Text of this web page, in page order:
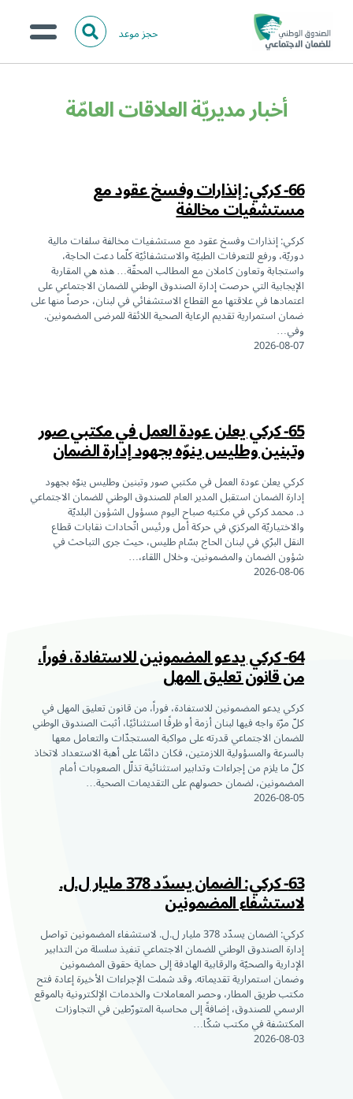
حجز موعد ا
ل
ث
الخدمات الالكترونية
تواصل معنا
البحث
أخبار مديريّة العلاقات العامّة
66- كركي: إنذارات وفسخ عقود مع
مستشفيات مخالفة
كركي: إنذارات وفسخ عقود مع مستشفيات مخالفة سلفات مالية
دوريّة، ورفع للتعرفات الطبيّة والاستشفائيّة كلّما دعت الحاجة،
واستجابة وتعاون كاملان مع المطالب المحقّة… هذه هي المقاربة
الإيجابية التي حرصت إدارة الصندوق الوطني للضمان الاجتماعي على
اعتمادها في علاقتها مع القطاع الاستشفائي في لبنان، حرصاً منها على
ضمان استمرارية تقديم الرعاية الصحية اللائقة للمرضى المضمونين.
وفي…
2026-08-07
65- كركي يعلن عودة العمل في مكتبي صور
وتبنين وطليس ينوّه بجهود إدارة الضمان
كركي يعلن عودة العمل في مكتبي صور وتبنين وطليس ينوّه بجهود
إدارة الضمان استقبل المدير العام للصندوق الوطني للضمان الاجتماعي
د. محمد كركي في مكتبه صباح اليوم مسؤول الشؤون البلديّة
والاختياريّة المركزي في حركة أمل ورئيس اتّحادات نقابات قطاع
النقل البرّي في لبنان الحاج بسّام طليس، حيث جرى التباحث في
شؤون الضمان والمضمونين. وخلال اللقاء،…
2026-08-06
64- كركي يدعو المضمونين للاستفادة، فوراً،
من قانون تعليق المهل
كركي يدعو المضمونين للاستفادة، فوراً، من قانون تعليق المهل في
كلّ مرّة واجه فيها لبنان أزمة أو ظرفًا استثنائيًا، أثبت الصندوق الوطني
للضمان الاجتماعي قدرته على مواكبة المستجدّات والتعامل معها
بالسرعة والمسؤولية اللازمتين، فكان دائمًا على أهبة الاستعداد لاتخاذ
كلّ ما يلزم من إجراءات وتدابير استثنائية تذلّل الصعوبات أمام
المضمونين، لضمان حصولهم على التقديمات الصحية…
2026-08-05
63- كركي: الضمان يسدّد 378 مليار ل.ل.
لاستشفاء المضمونين
كركي: الضمان يسدّد 378 مليار ل.ل. لاستشفاء المضمونين تواصل
إدارة الصندوق الوطني للضمان الاجتماعي تنفيذ سلسلة من التدابير
الإدارية والصحيّة والرقابية الهادفة إلى حماية حقوق المضمونين
وضمان استمرارية تقديماته. وقد شملت الإجراءات الأخيرة إعادة فتح
مكتب طريق المطار، وحصر المعاملات والخدمات الإلكترونية بالموقع
الرسمي للصندوق، إضافةً إلى محاسبة المتورّطين في التجاوزات
المكتشفة في مكتب شكّا…
2026-08-03